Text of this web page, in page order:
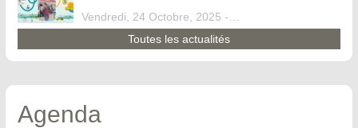
Toutes les actualités
Agenda